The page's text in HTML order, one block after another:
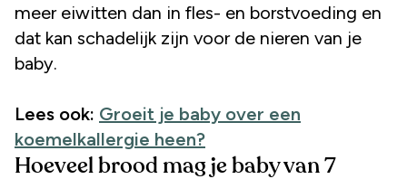
meer eiwitten dan in fles- en borstvoeding en
dat kan schadelijk zijn voor de nieren van je
baby.
Lees ook: Groeit je baby over een
koemelkallergie heen?
Hoeveel brood mag je baby van 7